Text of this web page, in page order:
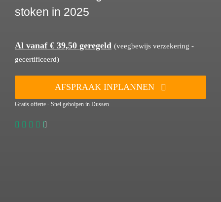
stoken in 2025
Al vanaf € 39,50 geregeld (veegbewijs verzekering -
gecertificeerd)
AFSPRAAK INPLANNEN
Gratis offerte - Snel geholpen in Dussen